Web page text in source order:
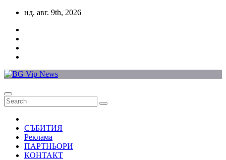
Skip
content
нд. авг. 9th, 2026
СЪБИТИЯ
Реклама
ПАРТНЬОРИ
КОНТАКТ